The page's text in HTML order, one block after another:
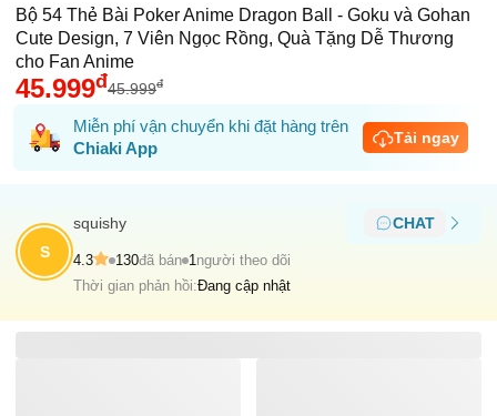
Bộ 54 Thẻ Bài Poker Anime Dragon Ball - Goku và Gohan
Cute Design, 7 Viên Ngọc Rồng, Quà Tặng Dễ Thương
cho Fan Anime
45.999đ45.999đ
Miễn phí vận chuyển khi đặt hàng trên
Chiaki App
Tải ngay
S
squishy CHAT
4.3 130đã bán 1 người theo dõi
Thời gian phản hồi:Đang cập nhật